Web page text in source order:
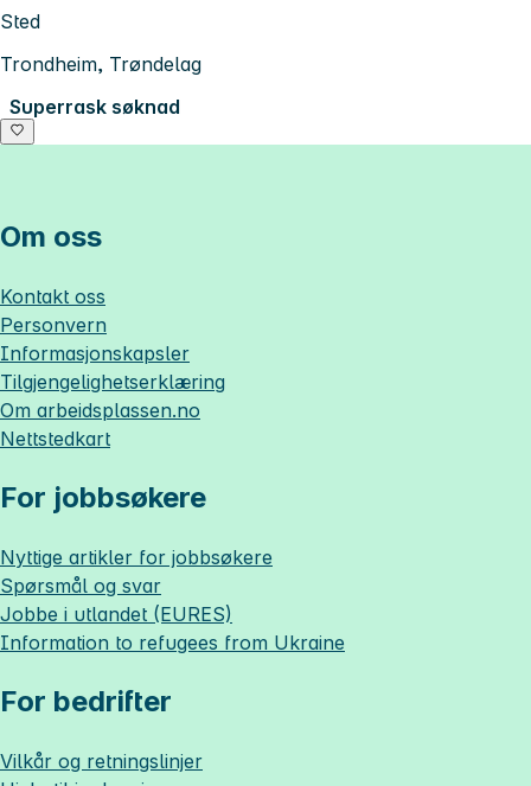
Sted
Trondheim, Trøndelag
Superrask søknad
Om oss
Kontakt oss
Personvern
Informasjonskapsler
Tilgjengelighetserklæring
Om arbeidsplassen.no
Nettstedkart
For jobbsøkere
Nyttige artikler for jobbsøkere
Spørsmål og svar
Jobbe i utlandet (EURES)
Information to refugees from Ukraine
For bedrifter
Vilkår og retningslinjer